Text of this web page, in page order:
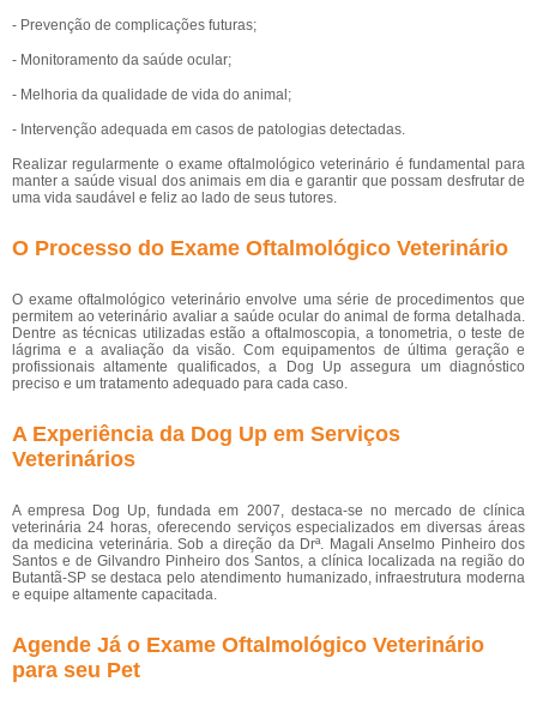
- Prevenção de complicações futuras;
- Monitoramento da saúde ocular;
- Melhoria da qualidade de vida do animal;
- Intervenção adequada em casos de patologias detectadas.
Realizar regularmente o exame oftalmológico veterinário é fundamental para
manter a saúde visual dos animais em dia e garantir que possam desfrutar de
uma vida saudável e feliz ao lado de seus tutores.
O Processo do Exame Oftalmológico Veterinário
O exame oftalmológico veterinário envolve uma série de procedimentos que
permitem ao veterinário avaliar a saúde ocular do animal de forma detalhada.
Dentre as técnicas utilizadas estão a oftalmoscopia, a tonometria, o teste de
lágrima e a avaliação da visão. Com equipamentos de última geração e
profissionais altamente qualificados, a Dog Up assegura um diagnóstico
preciso e um tratamento adequado para cada caso.
A Experiência da Dog Up em Serviços
Veterinários
A empresa Dog Up, fundada em 2007, destaca-se no mercado de clínica
veterinária 24 horas, oferecendo serviços especializados em diversas áreas
da medicina veterinária. Sob a direção da Drª. Magali Anselmo Pinheiro dos
Santos e de Gilvandro Pinheiro dos Santos, a clínica localizada na região do
Butantã-SP se destaca pelo atendimento humanizado, infraestrutura moderna
e equipe altamente capacitada.
Agende Já o Exame Oftalmológico Veterinário
para seu Pet